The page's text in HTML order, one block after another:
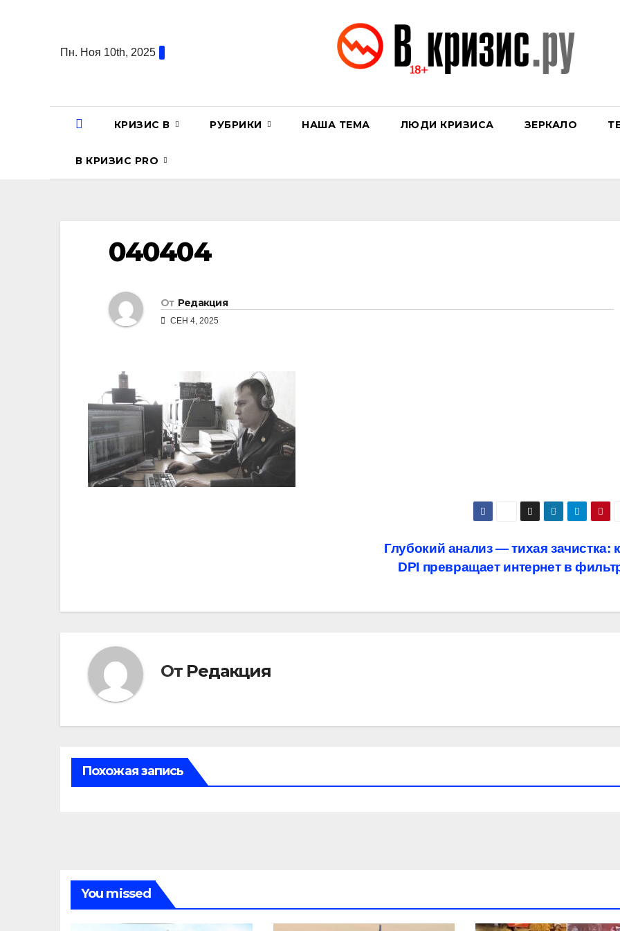
содержаниюПн. Ноя 10th, 2025
КРИЗИС В РУБРИКИ НАША ТЕМА ЛЮДИ КРИЗИСА ЗЕРКАЛО
В КРИЗИС PRO
040404
От Редакция
СЕН 4, 2025
записям
Глубокий анализ — тихая зачистка:
DPI превращает интернет в
От Редакция
Похожая запись
You missed